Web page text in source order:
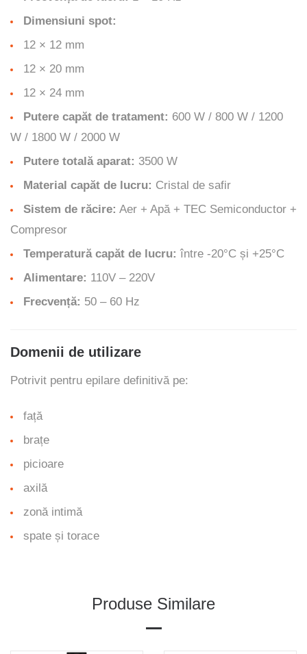
Dimensiuni spot:
12 × 12 mm
12 × 20 mm
12 × 24 mm
Putere capăt de tratament: 600 W / 800 W / 1200
W / 1800 W / 2000 W
Putere totală aparat: 3500 W
Material capăt de lucru: Cristal de safir
Sistem de răcire: Aer + Apă + TEC Semiconductor +
Compresor
Temperatură capăt de lucru: între -20°C și +25°C
Alimentare: 110V – 220V
Frecvență: 50 – 60 Hz
Domenii de utilizare
Potrivit pentru epilare definitivă pe:
față
brațe
picioare
axilă
zonă intimă
spate și torace
Produse Similare